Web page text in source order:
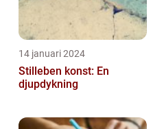
14 januari 2024
Stilleben konst: En
djupdykning